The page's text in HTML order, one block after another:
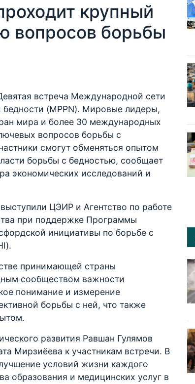
крупный
вопросов борьбы
встреча Международной сети
(MPPN). Мировые лидеры,
мира и более 30 международных
вопросов борьбы с
смогут обменяться опытом
борьбы с бедностью, сообщает
экономических исследований и
ЦЭИР и Агентство по работе
при поддержке Программы
инициативы по борьбе с
принимающей страны
сообществом важности
понимание и измерение
борьбы с ней, что также
развития Равшан Гулямов
Мирзиёева к участникам встречи. В
условий жизни каждого
образования и медицинских услуг в